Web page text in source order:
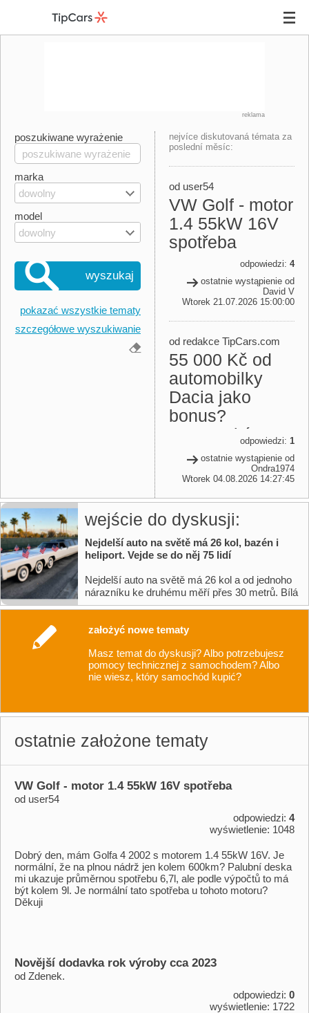
reklama
poszukiwane wyrażenie
marka
dowolny
model
dowolny
wyszukaj
pokazać wszystkie tematy
szczegółowe wyszukiwanie
nejvíce diskutovaná témata za
poslední měsíc:
od user54
VW Golf - motor
1.4 55kW 16V
spotřeba
odpowiedzi: 4
ostatnie wystąpienie od
David V
Wtorek 21.07.2026 15:00:00
od redakce TipCars.com
55 000 Kč od
automobilky
Dacia jako
bonus?
Rumunský
výrobce má
zajímavou
odpowiedzi: 1
ostatnie wystąpienie od
Ondra1974
Wtorek 04.08.2026 14:27:45
wejście do dyskusji:
Nejdelší auto na světě má 26 kol, bazén i
heliport. Vejde se do něj 75 lidí
Nejdelší auto na světě má 26 kol a od jednoho
nárazníku ke druhému měří přes 30 metrů. Bílá
limuzína The American Dream vznikla na
spíše pojízdný hotel než automobil. Vedle
vířivku, minigolf i plochu, na kterou lze posadit
vrtulník.
założyć nowe tematy
Masz temat do dyskusji? Albo potrzebujesz
pomocy technicznej z samochodem? Albo
nie wiesz, który samochód kupić?
ostatnie założone tematy
VW Golf - motor 1.4 55kW 16V spotřeba
od user54
odpowiedzi: 4
wyświetlenie: 1048
Dobrý den,​ mám Golfa 4 2002 s motorem 1.4 55kW 16V. Je
normální,​ že na plnou nádrž jen kolem 600km? Palubní deska
mi ukazuje průměrnou spotřebu 6,​7l,​ ale podle výpočtů to má
být kolem 9l. Je normální tato spotřeba u tohoto motoru?
Děkuji
Novější dodavka rok výroby cca 2023
od Zdenek.
odpowiedzi: 0
wyświetlenie: 1722